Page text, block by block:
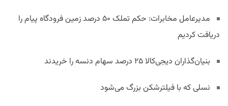
مدیرعامل مخابرات: حکم تملک ۵۰ درصد زمین فرودگاه پیام را
دریافت کردیم
بنیان‌گذاران دیجی‌کالا ۲۵ درصد سهام دنسه را خریدند
نسلی که با فیلترشکن بزرگ می‌شود